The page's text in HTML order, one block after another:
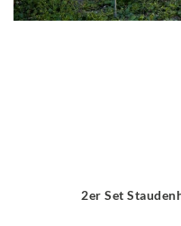
2er Set